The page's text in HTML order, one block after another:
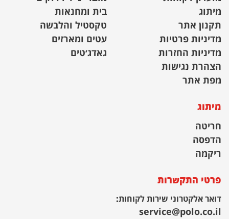
מיתוג
תקנון אתר
מדיניות פרטיות
מדיניות החזרות
הצהרת נגישות
מפת אתר
בית ומחנאות
טקסטיל והלבשה
עטים ומארזים
גאדג׳טים
מיתוג
חריטה
הדפסה
ריקמה
פרטי התקשרות
דואר אלקטרוני שירות לקוחות:
service@polo.co.il